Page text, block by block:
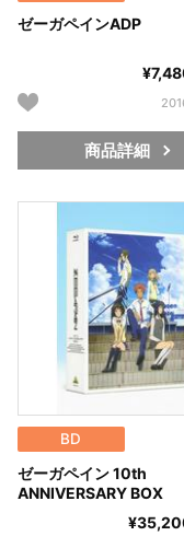
ゼーガペインADP
商品詳細
BD
ゼーガペイン 10th
ANNIVERSARY BOX